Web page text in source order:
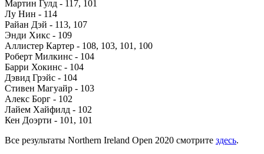
Мартин Гулд - 117, 101
Лу Нин - 114
Райан Дэй - 113, 107
Энди Хикс - 109
Аллистер Картер - 108, 103, 101, 100
Роберт Милкинс - 104
Барри Хокинс - 104
Дэвид Грэйс - 104
Стивен Магуайр - 103
Алекс Борг - 102
Лайем Хайфилд - 102
Кен Доэрти - 101, 101
Все результаты Northern Ireland Open 2020 смотрите здесь.